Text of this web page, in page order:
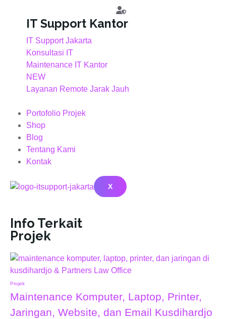
IT Support Kantor
IT Support Jakarta
Konsultasi IT
Maintenance IT Kantor
NEW
Layanan Remote Jarak Jauh
Portofolio Projek
Shop
Blog
Tentang Kami
Kontak
X
Info Terkait
Projek
Projek
Maintenance Komputer, Laptop, Printer,
Jaringan, Website, dan Email Kusdihardjo